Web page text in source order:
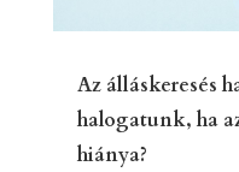
Az álláskeresés
halogatunk, ha
hiánya?